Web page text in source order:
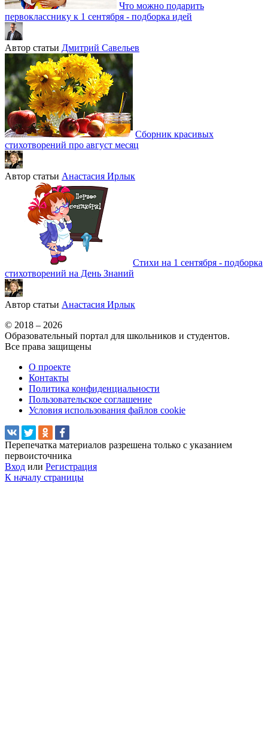
Что можно подарить
первокласснику к 1 сентября - подборка идей
Автор статьи Дмитрий Савельев
Сборник красивых
стихотворений про август месяц
Автор статьи Анастасия Ирлык
Стихи на 1 сентября - подборка
стихотворений на День Знаний
Автор статьи Анастасия Ирлык
© 2018 – 2026
Образовательный портал для школьников и студентов.
Все права защищены
О проекте
Контакты
Политика конфиденциальности
Пользовательское соглашение
Условия использования файлов cookie
Перепечатка материалов разрешена только с указанием
первоисточника
Вход или Регистрация
К началу страницы